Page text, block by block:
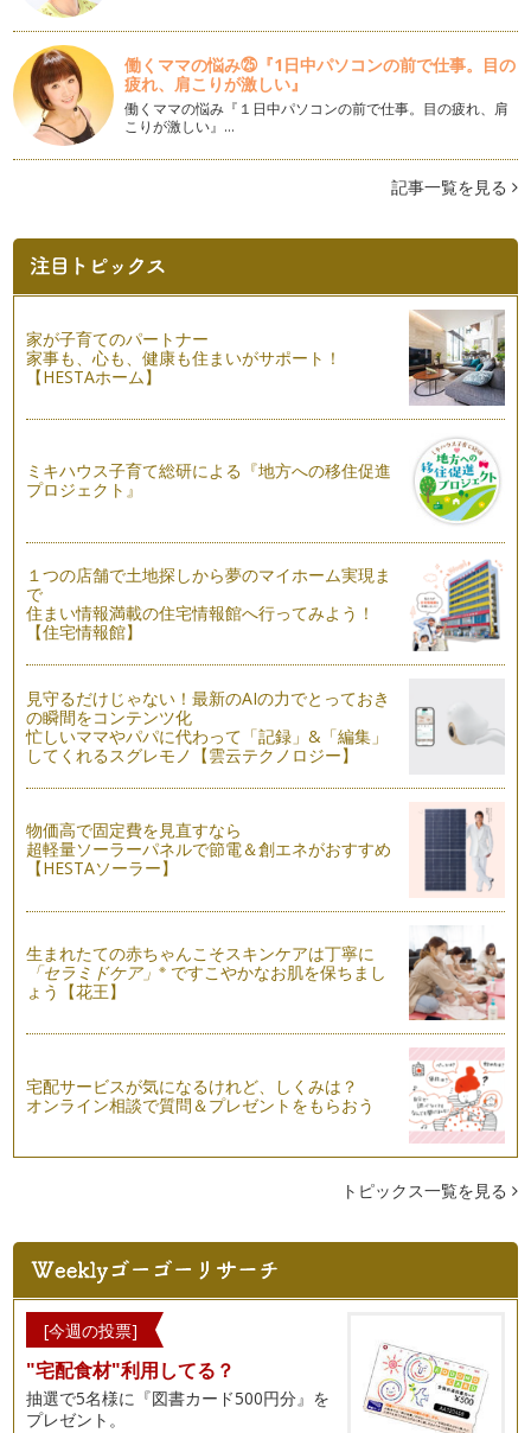
おまけの閏月は「和のこころ」で！
今年は旧暦で「閏（うるう）三月」があります。三月が2回あ
るんです。西暦4月21日（新月）か…
バースデームーンを調べてみよう！
私の制作している「イン・ヤンカレンダー」よりもっと詳しく
マニアックな旧暦のカレンダー「月と…
麻）です。 ヘンプって、身…
オウチで発酵メニュー（おやつ編）
春を感じる今日このごろ。もうすぐ「雛祭り」！ とは…
オウチで発酵メニュー（おかず編）
旧暦の2012年もスタートして早一ヶ月。2月22日、朝7時39分
は今年2回目の新月です。 …
「塩麹・米とぎ汁乳酸菌・玄米甘酒 」で免疫力UP!
もう暦の上では春を迎えてますが、季節の変わり目は体調を崩
いつも読んで頂きありがとうございます。今年もどうぞよろし
くお願いします！ さて、お…
サンタさんとの別れ方
クリスマスまであと少し。クリスマスイヴはどんな演出でお子
さんを喜ばせようかと頭をひねってい…
X'masに作るシュトーレンのレシピ
カポーティの「クリスマスの思い出」に登場する叔母さんと僕
X'masへのあたたかい手仕事
街はX'masモード一色ですね。このブログもお月さまとはちょ
っと離れて「X'…
前回の新月をはさんで3日間、思い立ってプチ断食に挑戦しま
した。 …
満月が過ぎて、次の新月までの月が欠けていく約2週間は、
「新月のお願いごと」を書いてみよう
9月27日は新月！新月の日に何年間も続けているのは、「お願
ん中の日なので、この日…
だって今夜は満月の夜だもの
旧暦の八月十五日は十五夜、お月見です。2011年は新暦で9月
12日。 この日は日没…
働くママの悩み㉕『1日中パソコンの前で仕事。目の
疲れ、肩こりが激しい』
働くママの悩み『１日中パソコンの前で仕事。目の疲れ、肩
こりが激しい』…
記事一覧を見る
家が子育てのパートナー
家事も、心も、健康も住まいがサポート！
【HESTAホーム】
ミキハウス子育て総研による『地方への移住促進
プロジェクト』
１つの店舗で土地探しから夢のマイホーム実現ま
で
住まい情報満載の住宅情報館へ行ってみよう！
【住宅情報館】
見守るだけじゃない！最新のAIの力でとっておき
の瞬間をコンテンツ化
忙しいママやパパに代わって「記録」&「編集」
してくれるスグレモノ【雲云テクノロジー】
物価高で固定費を見直すなら
超軽量ソーラーパネルで節電＆創エネがおすすめ
【HESTAソーラー】
生まれたての赤ちゃんこそスキンケアは丁寧に
「セラミドケア」※ ですこやかなお肌を保ちまし
ょう【花王】
宅配サービスが気になるけれど、しくみは？
オンライン相談で質問＆プレゼントをもらおう
トピックス一覧を見る
[今週の投票]
"宅配食材"利用してる？
抽選で5名様に『図書カード500円分』を
プレゼント。